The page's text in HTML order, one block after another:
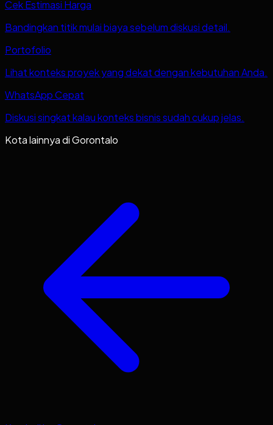
Cek Estimasi Harga
Bandingkan titik mulai biaya sebelum diskusi detail.
Portofolio
Lihat konteks proyek yang dekat dengan kebutuhan Anda.
WhatsApp Cepat
Diskusi singkat kalau konteks bisnis sudah cukup jelas.
Kota lainnya diGorontalo